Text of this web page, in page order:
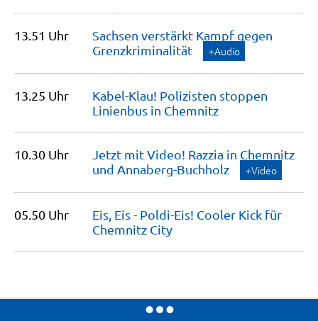
13.51 Uhr
Sachsen verstärkt Kampf gegen
Grenzkriminalität
+Audio
13.25 Uhr
Kabel-Klau! Polizisten stoppen
Linienbus in Chemnitz
10.30 Uhr
Jetzt mit Video! Razzia in Chemnitz
und Annaberg-Buchholz +Video
05.50 Uhr
Eis, Eis - Poldi-Eis! Cooler Kick für
Chemnitz City